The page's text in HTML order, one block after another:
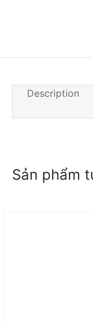
Description
Sản phẩm